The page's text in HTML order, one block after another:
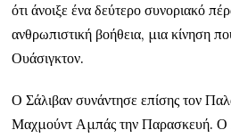
ότι άνοιξε ένα δεύτερο συνοριακό
ανθρωπιστική βοήθεια, μια κίνηση
Ουάσιγκτον.
Ο Σάλιβαν συνάντησε επίσης τον
Μαχμούντ Αμπάς την Παρασκευή. Ο